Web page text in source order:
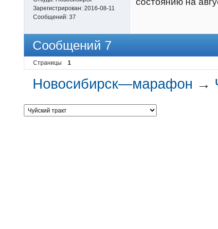
Зарегистрирован: 2016-08-11
Сообщений: 37
Сообщений 7
Страницы 1
Новосибирск—марафон →